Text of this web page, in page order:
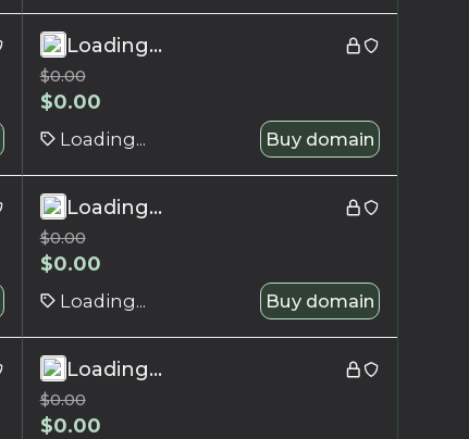
Loading...
$0.00
$0.00
Loading... Buy domain
Loading...
$0.00
$0.00
Loading... Buy domain
Loading...
$0.00
$0.00